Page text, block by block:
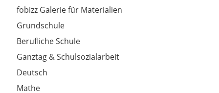
fobizz Galerie für Materialien
Grundschule
Berufliche Schule
Ganztag & Schulsozialarbeit
Deutsch
Mathe